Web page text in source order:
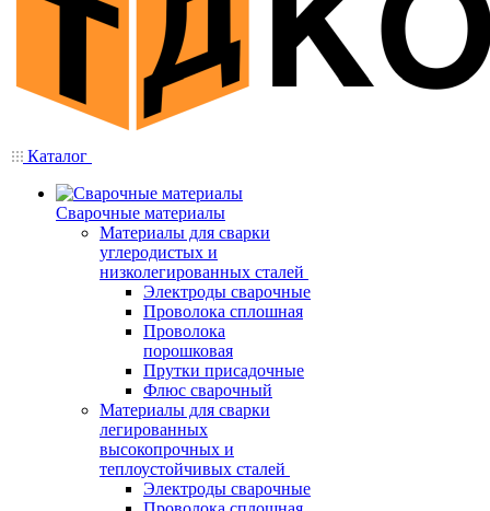
Каталог
Сварочные материалы
Материалы для сварки
углеродистых и
низколегированных сталей
Электроды сварочные
Проволока сплошная
Проволока
порошковая
Прутки присадочные
Флюс сварочный
Материалы для сварки
легированных
высокопрочных и
теплоустойчивых сталей
Электроды сварочные